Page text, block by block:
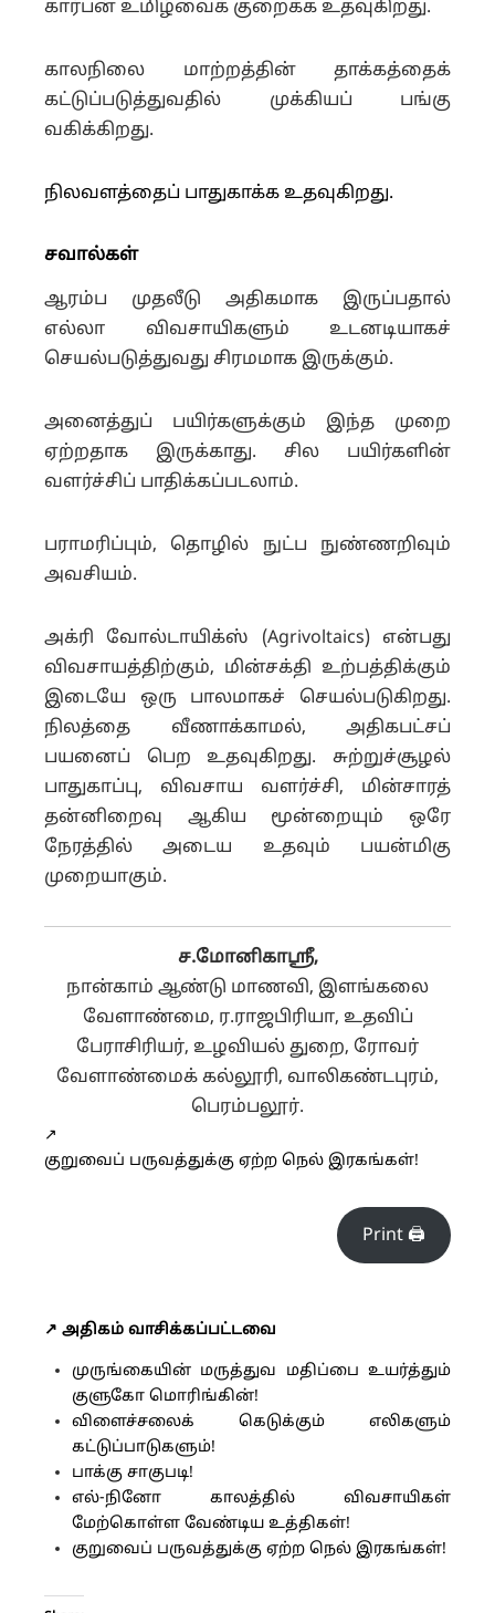
கார்பன் உமிழ்வைக் குறைக்க உதவுகிறது.
காலநிலை மாற்றத்தின் தாக்கத்தைக்
கட்டுப்படுத்துவதில் முக்கியப் பங்கு
வகிக்கிறது.
நிலவளத்தைப் பாதுகாக்க உதவுகிறது.
சவால்கள்
ஆரம்ப முதலீடு அதிகமாக இருப்பதால்
எல்லா விவசாயிகளும் உடனடியாகச்
செயல்படுத்துவது சிரமமாக இருக்கும்.
அனைத்துப் பயிர்களுக்கும் இந்த முறை
ஏற்றதாக இருக்காது. சில பயிர்களின்
வளர்ச்சிப் பாதிக்கப்படலாம்.
பராமரிப்பும், தொழில் நுட்ப நுண்ணறிவும்
அவசியம்.
அக்ரி வோல்டாயிக்ஸ் (Agrivoltaics) என்பது
விவசாயத்திற்கும், மின்சக்தி உற்பத்திக்கும்
இடையே ஒரு பாலமாகச் செயல்படுகிறது.
நிலத்தை வீணாக்காமல், அதிகபட்சப்
பயனைப் பெற உதவுகிறது. சுற்றுச்சூழல்
பாதுகாப்பு, விவசாய வளர்ச்சி, மின்சாரத்
தன்னிறைவு ஆகிய மூன்றையும் ஒரே
நேரத்தில் அடைய உதவும் பயன்மிகு
முறையாகும்.
ச.மோனிகாஸ்ரீ,
நான்காம் ஆண்டு மாணவி, இளங்கலை
வேளாண்மை, ர.ராஜபிரியா, உதவிப்
பேராசிரியர், உழவியல் துறை, ரோவர்
வேளாண்மைக் கல்லூரி, வாலிகண்டபுரம்,
பெரம்பலூர்.
↗️
குறுவைப் பருவத்துக்கு ஏற்ற நெல் இரகங்கள்!
Print 🖨
↗️ அதிகம் வாசிக்கப்பட்டவை
முருங்கையின் மருத்துவ மதிப்பை உயர்த்தும்
குளுகோ மொரிங்கின்!
விளைச்சலைக் கெடுக்கும் எலிகளும்
கட்டுப்பாடுகளும்!
பாக்கு சாகுபடி!
எல்-நினோ காலத்தில் விவசாயிகள்
மேற்கொள்ள வேண்டிய உத்திகள்!
குறுவைப் பருவத்துக்கு ஏற்ற நெல் இரகங்கள்!